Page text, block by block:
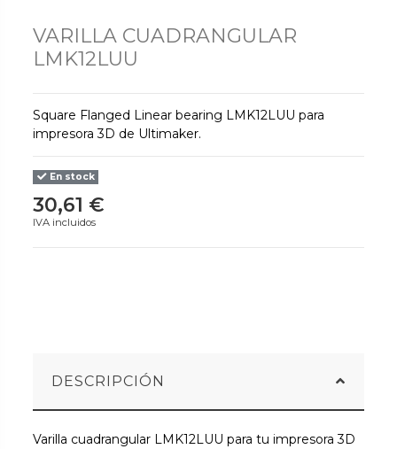
VARILLA CUADRANGULAR
LMK12LUU
Square Flanged Linear bearing LMK12LUU para
impresora 3D de Ultimaker.
En stock
30,61 €
IVA incluidos
DESCRIPCIÓN
Varilla cuadrangular LMK12LUU para tu impresora 3D